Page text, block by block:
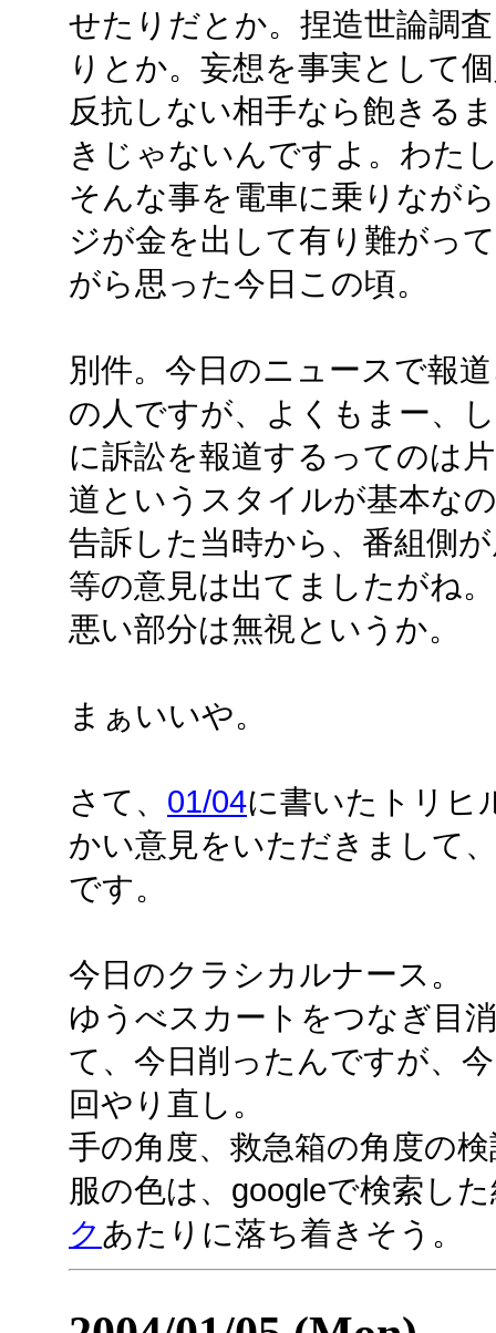
せたりだとか。捏造世論調
りとか。妄想を事実として
反抗しない相手なら飽きる
きじゃないんですよ。わた
そんな事を電車に乗りなが
ジが金を出して有り難がっ
がら思った今日この頃。
別件。今日のニュースで報
の人ですが、よくもまー、
に訴訟を報道するってのは
道というスタイルが基本な
告訴した当時から、番組側
等の意見は出てましたがね
悪い部分は無視というか。
まぁいいや。
さて、 01/04に書いたトリヒ
かい意見をいただきまして
です。
今日のクラシカルナース。
ゆうべスカートをつなぎ目
て、今日削ったんですが、
回やり直し。
手の角度、救急箱の角度の
服の色は、googleで検索し
ク あたりに落ち着きそう。